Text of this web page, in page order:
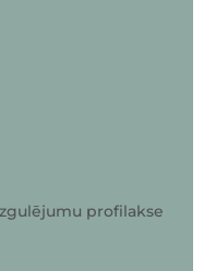
profilakse